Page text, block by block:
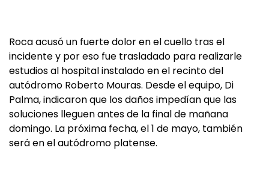
Roca acusó un fuerte dolor en el cuello tras el
incidente y por eso fue trasladado para realizarle
estudios al hospital instalado en el recinto del
autódromo Roberto Mouras. Desde el equipo, Di
Palma, indicaron que los daños impedían que las
soluciones lleguen antes de la final de mañana
domingo. La próxima fecha, el 1 de mayo, también
será en el autódromo platense.